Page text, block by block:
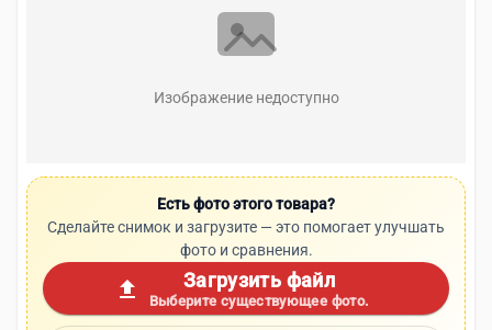
Изображение недоступно
Есть фото этого товара?
Сделайте снимок и загрузите — это помогает улучшать
фото и сравнения.
upload Загрузить файл
Выберите существующее фото.